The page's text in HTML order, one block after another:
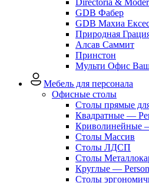
GDB Фабер
GDB Махиа
Природная
Алсав Саммит
Принстон
Мульти Офис
Мебель для персонала
Офисные столы
Столы прямые
Квадратные —
Криволинейные
Столы Массив
Столы ЛДСП
Столы
Круглые —
Столы